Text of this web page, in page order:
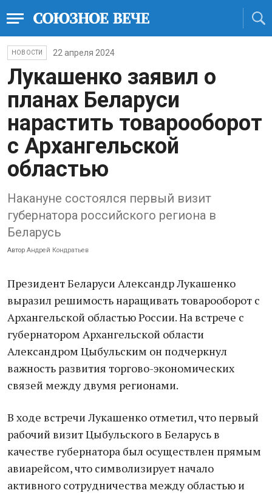
НОВОСТИ 22 апреля 2024
Лукашенко заявил о
планах Беларуси
нарастить товарооборот
с Архангельской
областью
Накануне состоялся первый визит
губернатора российского региона в
Беларусь
Автор Андрей Кондратьев
Президент Беларуси Александр Лукашенко
выразил решимость наращивать товарооборот с
Архангельской областью России. На встрече с
губернатором Архангельской области
Александром Цыбульским он подчеркнул
важность развития торгово-экономических
связей между двумя регионами.
В ходе встречи Лукашенко отметил, что первый
рабочий визит Цыбульского в Беларусь в
качестве губернатора был осуществлен прямым
авиарейсом, что символизирует начало
активного сотрудничества между областью и